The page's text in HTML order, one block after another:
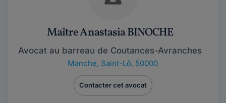
Maître Anastasia BINOCHE
Avocat au barreau de Coutances-Avranches
Manche, Saint-Lô, 50000
Contacter cet avocat